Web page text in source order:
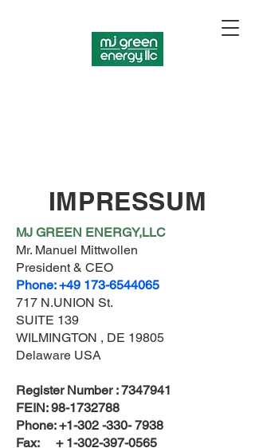
IMPRESSUM
MJ GREEN ENERGY,LLC
Mr. Manuel Mittwollen
President & CEO
Phone:+49 173-6544065
717 N.UNION St.
SUITE 139
WILMINGTON , DE 19805
Delaware USA
Register Number :7347941
FEIN:98-1732788
Phone:+1-302 -330- 7938
Fax: + 1-302-397-0565